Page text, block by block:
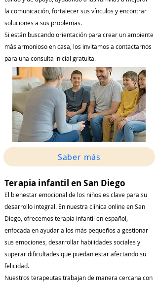
la comunicación, fortalecer sus vínculos y encontrar
soluciones a sus problemas.
Si están buscando orientación para crear un ambiente
más armonioso en casa, los invitamos a contactarnos
para una consulta inicial gratuita.
Saber más
Terapia infantil en San Diego
El bienestar emocional de los niños es clave para su
desarrollo integral. En nuestra clínica online en San
Diego, ofrecemos terapia infantil en español,
enfocada en ayudar a los más pequeños a gestionar
sus emociones, desarrollar habilidades sociales y
superar dificultades que puedan estar afectando su
felicidad.
Nuestros terapeutas trabajan de manera cercana con